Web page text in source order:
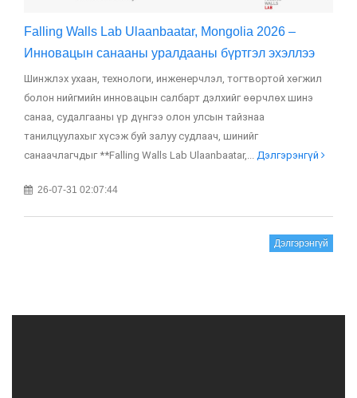
Falling Walls Lab Ulaanbaatar, Mongolia 2026 –
Инновацын санааны уралдааны бүртгэл эхэллээ
Шинжлэх ухаан, технологи, инженерчлэл, тогтвортой хөгжил
болон нийгмийн инновацын салбарт дэлхийг өөрчлөх шинэ
санаа, судалгааны үр дүнгээ олон улсын тайзнаа
танилцуулахыг хүсэж буй залуу судлаач, шинийг
санаачлагчдыг **Falling Walls Lab Ulaanbaatar,... Дэлгэрэнгүй
26-07-31 02:07:44
Дэлгэрэнгүй